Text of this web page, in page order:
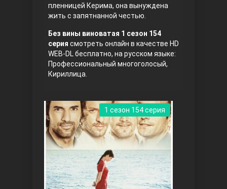
Ветреный холм
пленницей Керима, она вынуждена
жить с запятнанной честью.
Без вины виноватая 1 сезон 154
серия смотреть онлайн в качестве HD
WEB-DL бесплатно, на русском языке:
Профессиональный многоголосый,
Кириллица.
1 сезон 154 серия